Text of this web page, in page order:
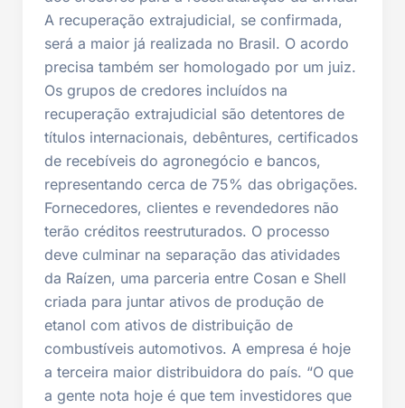
A recuperação extrajudicial, se confirmada,
será a maior já realizada no Brasil. O acordo
precisa também ser homologado por um juiz.
Os grupos de credores incluídos na
recuperação extrajudicial são detentores de
títulos internacionais, debêntures, certificados
de recebíveis do agronegócio e bancos,
representando cerca de 75% das obrigações.
Fornecedores, clientes e revendedores não
terão créditos reestruturados. O processo
deve culminar na separação das atividades
da Raízen, uma parceria entre Cosan e Shell
criada para juntar ativos de produção de
etanol com ativos de distribuição de
combustíveis automotivos. A empresa é hoje
a terceira maior distribuidora do país. “O que
a gente nota hoje é que tem investidores que